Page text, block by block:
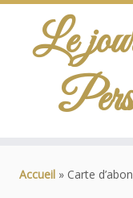
Le
Accueil » Carte